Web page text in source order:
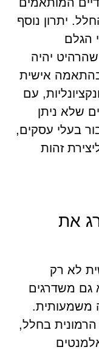
יתרון נוסף
הגלם
יהיה
בהתאמה אישית
עם
שלא ניתן
בעלי עסקים,
זהות
את
לא רק
גם משדרגים
משמעותית.
הרמונית בחלל,